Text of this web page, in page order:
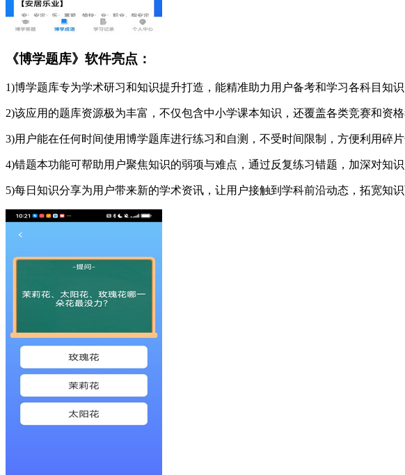
《博学题库》软件亮点：
1)博学题库专为学术研习和知识提升打造，能精准助力用户备考和学习各科目知
2)该应用的题库资源极为丰富，不仅包含中小学课本知识，还覆盖各类竞赛和资
3)用户能在任何时间使用博学题库进行练习和自测，不受时间限制，方便利用碎
4)错题本功能可帮助用户聚焦知识的弱项与难点，通过反复练习错题，加深对知
5)每日知识分享为用户带来新的学术资讯，让用户接触到学科前沿动态，拓宽知识